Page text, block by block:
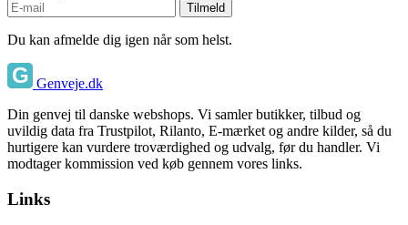
Tilmeld
Du kan afmelde dig igen når som helst.
Genveje.dk
Din genvej til danske webshops. Vi samler butikker, tilbud og
uvildig data fra Trustpilot, Rilanto, E-mærket og andre kilder, så du
hurtigere kan vurdere troværdighed og udvalg, før du handler. Vi
modtager kommission ved køb gennem vores links.
Links